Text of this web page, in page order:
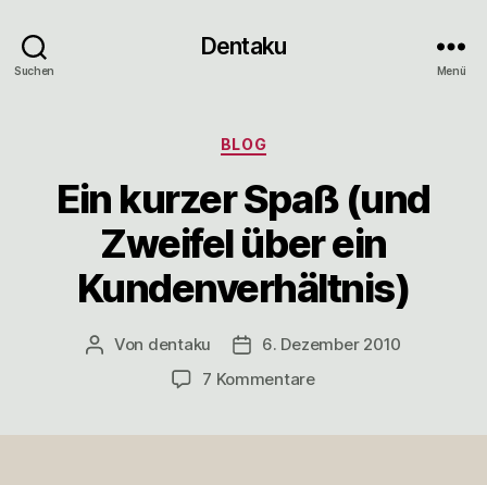
Suchen
Dentaku
Menü
Kategorien
BLOG
Ein kurzer Spaß (und
Zweifel über ein
Kundenverhältnis)
Beitragsautor
Von dentaku Veröffentlichungsdatum
6. Dezember 2010
7 Kommentarezu